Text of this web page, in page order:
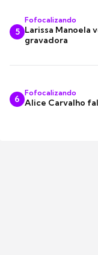
5
Fofocalizando
Larissa Manoela
gravadora
6
Fofocalizando
Alice Carvalho